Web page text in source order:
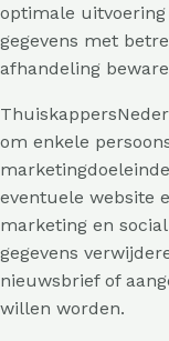
optimale
gegevens met
afhandeling
om enkele
eventuele website
marketing en
gegevens
nieuwsbrief of
willen worden.